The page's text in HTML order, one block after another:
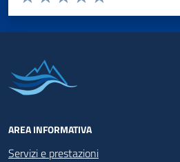
Valuta 5 stelle su 5
Valuta 4 stelle su 5
Valuta 3 stelle su 5
Valuta 2 stelle su 5
Valuta 1 stelle su 5
AREA INFORMATIVA
Servizi e prestazioni